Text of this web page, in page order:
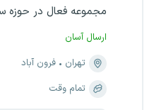
مجموعه فعال در حوزه
ارسال آسان
تهران
فرون آباد
تمام وقت